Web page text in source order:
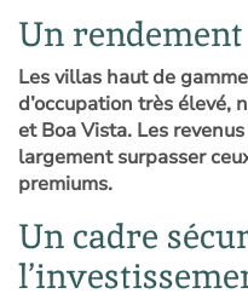
Un
Les villas haut de
d’occupation très élevé,
et Boa Vista. Les
largement surpasser
premiums.
Un cadre